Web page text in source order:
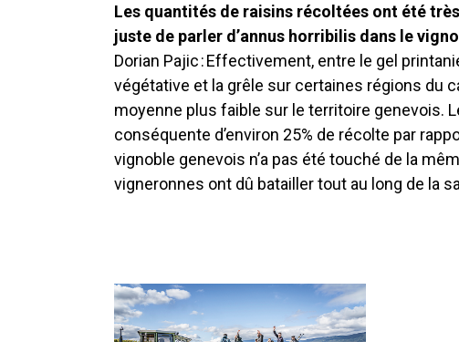
Les quantités de raisins récoltées ont été
juste de parler d’annus horribilis dans le
Dorian Pajic : Effectivement, entre le gel
végétative et la grêle sur certaines régions du
moyenne plus faible sur le territoire genevois.
conséquente d’environ 25% de récolte par
vignoble genevois n’a pas été touché de la
vigneronnes ont dû batailler tout au long de la